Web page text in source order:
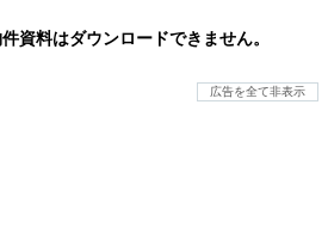
資料はダウンロードできません。
広告を全て非表示